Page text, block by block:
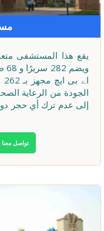
يقع هذا المستشفى
الجودة من الرعاية
إلى عدم ترك أي حجر
تواصل